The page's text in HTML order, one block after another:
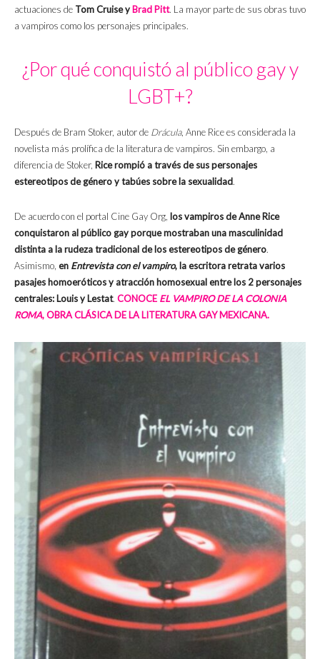
actuaciones de Tom Cruise y Brad Pitt. La mayor parte de sus obras tuvo
a vampiros como los personajes principales.
¿Por qué conquistó al público gay y
LGBT+?
Después de Bram Stoker, autor de Drácula, Anne Rice es considerada la
novelista más prolífica de la literatura de vampiros. Sin embargo, a
diferencia de Stoker, Rice rompió a través de sus personajes
estereotipos de género y tabúes sobre la sexualidad.
De acuerdo con el portal Cine Gay Org, los vampiros de Anne Rice
conquistaron al público gay porque mostraban una masculinidad
distinta a la rudeza tradicional de los estereotipos de género.
Asimismo, en Entrevista con el vampiro, la escritora retrata varios
pasajes homoeróticos y atracción homosexual entre los 2 personajes
centrales: Louis y Lestat. CONOCE EL VAMPIRO DE LA COLONIA
ROMA, OBRA CLÁSICA DE LA LITERATURA GAY MEXICANA.